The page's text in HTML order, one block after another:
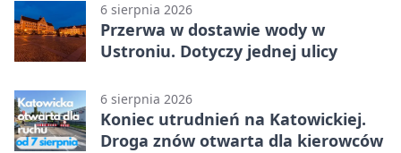
6 sierpnia 2026
Przerwa w dostawie wody w
Ustroniu. Dotyczy jednej ulicy
6 sierpnia 2026
Koniec utrudnień na Katowickiej.
Droga znów otwarta dla kierowców